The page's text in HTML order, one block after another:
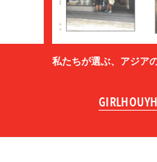
私たちが選ぶ、アジア